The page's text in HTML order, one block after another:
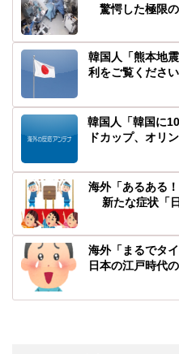
驚愕した極限
韓国人「熊本地
利をご覧くださ
韓国人「韓国に
ドカップ、オリ
海外「あるある
新たな症状「
海外「まるでタ
日本の江戸時代